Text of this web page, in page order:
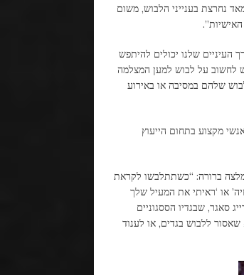
נחרצת בענייני הלבוש, משום
העיניים שלנו יכולים להיתפש
לחשוב על לבוש למען המצלמה
שלהם במסיבה או באירוע
אנשי מקצוע בתחום הייעוץ
ברורה: “כשתתלבשו לקראת
או ‘ראיתי את המעיל שלך
סאגר, שבגדיו הססגוניים
ללבוש בגדים, או לענוד